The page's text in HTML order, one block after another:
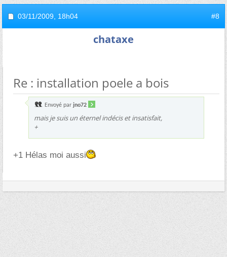
03/11/2009, 18h04 #8
chataxe
Re : installation poele a bois
Envoyé par jno72
mais je suis un éternel indécis et insatisfait,
+
+1 Hélas moi aussi